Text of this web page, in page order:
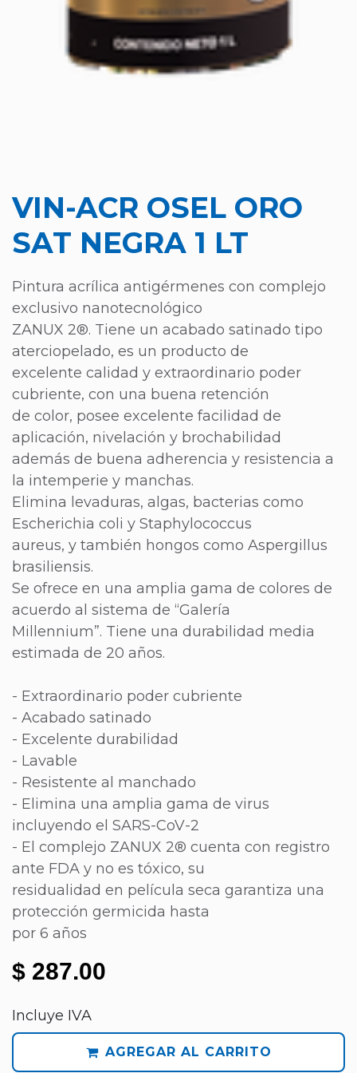
VIN-ACR OSEL ORO
SAT NEGRA 1 LT
Pintura acrílica antigérmenes con complejo
exclusivo nanotecnológico
ZANUX 2®. Tiene un acabado satinado tipo
aterciopelado, es un producto de
excelente calidad y extraordinario poder
cubriente, con una buena retención
de color, posee excelente facilidad de
aplicación, nivelación y brochabilidad
además de buena adherencia y resistencia a
la intemperie y manchas.
Elimina levaduras, algas, bacterias como
Escherichia coli y Staphylococcus
aureus, y también hongos como Aspergillus
brasiliensis.
Se ofrece en una amplia gama de colores de
acuerdo al sistema de “Galería
Millennium”. Tiene una durabilidad media
estimada de 20 años.
- Extraordinario poder cubriente
- Acabado satinado
- Excelente durabilidad
- Lavable
- Resistente al manchado
- Elimina una amplia gama de virus
incluyendo el SARS-CoV-2
- El complejo ZANUX 2® cuenta con registro
ante FDA y no es tóxico, su
residualidad en película seca garantiza una
protección germicida hasta
por 6 años
$ 287.00
Incluye IVA
AGREGAR AL CARRITO